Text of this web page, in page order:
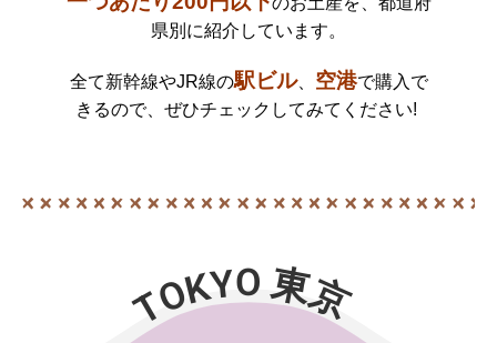
県別に紹介しています。
全て新幹線やJR線の駅ビル、 空港で購入で
きるので、 ぜひチェックしてみてください!
TOKYO 東京